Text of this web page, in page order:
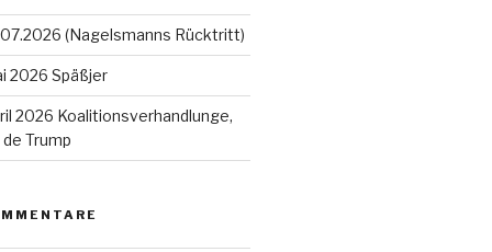
(Nagelsmanns Rücktritt)
2026 Späßjer
2026 Koalitionsverhandlunge,
Trump